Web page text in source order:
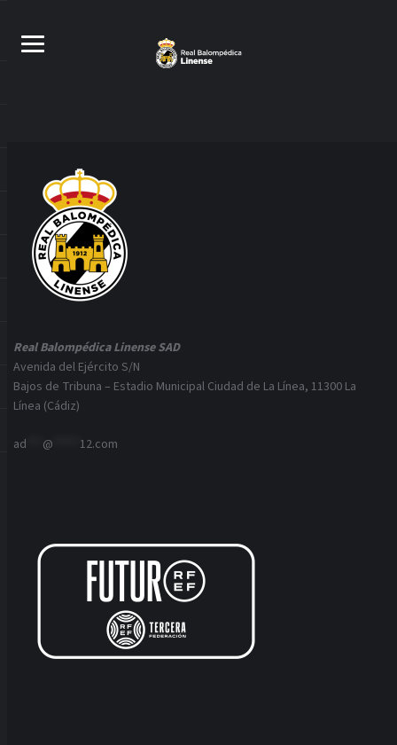
Real Balompédica Linense SAD
Avenida del Ejército S/N
Bajos de Tribuna – Estadio Municipal Ciudad de La Línea, 11300 La
Línea (Cádiz)
ad @ 12.com